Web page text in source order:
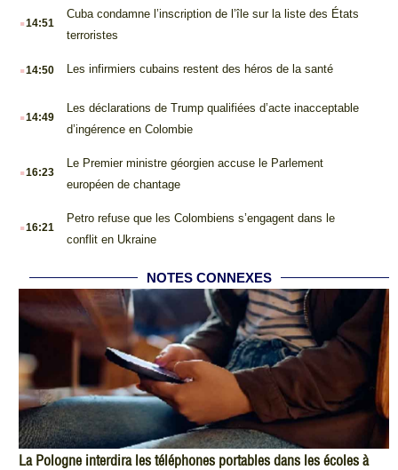
.14:51
Cuba condamne l’inscription de l’île sur la liste des États
terroristes
.14:50 Les infirmiers cubains restent des héros de la santé
.14:49
Les déclarations de Trump qualifiées d’acte inacceptable
d’ingérence en Colombie
.16:23
Le Premier ministre géorgien accuse le Parlement
européen de chantage
.16:21
Petro refuse que les Colombiens s’engagent dans le
conflit en Ukraine
NOTES CONNEXES
La Pologne interdira les téléphones portables dans les écoles à